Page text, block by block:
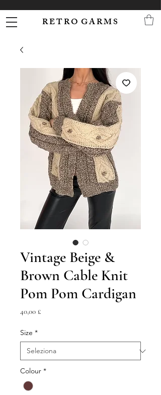
R E T R O G A R M S
Vintage Beige &
Brown Cable Knit
Pom Pom Cardigan
40,00 £Prezzo
Size *
Colour *